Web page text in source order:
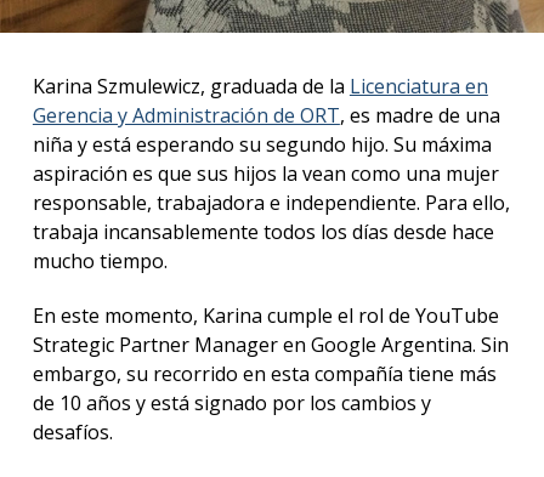
Karina Szmulewicz, graduada de la Licenciatura en
Gerencia y Administración de ORT, es madre de una
niña y está esperando su segundo hijo. Su máxima
aspiración es que sus hijos la vean como una mujer
responsable, trabajadora e independiente. Para ello,
trabaja incansablemente todos los días desde hace
mucho tiempo.
En este momento, Karina cumple el rol de YouTube
Strategic Partner Manager en Google Argentina. Sin
embargo, su recorrido en esta compañía tiene más
de 10 años y está signado por los cambios y
desafíos.